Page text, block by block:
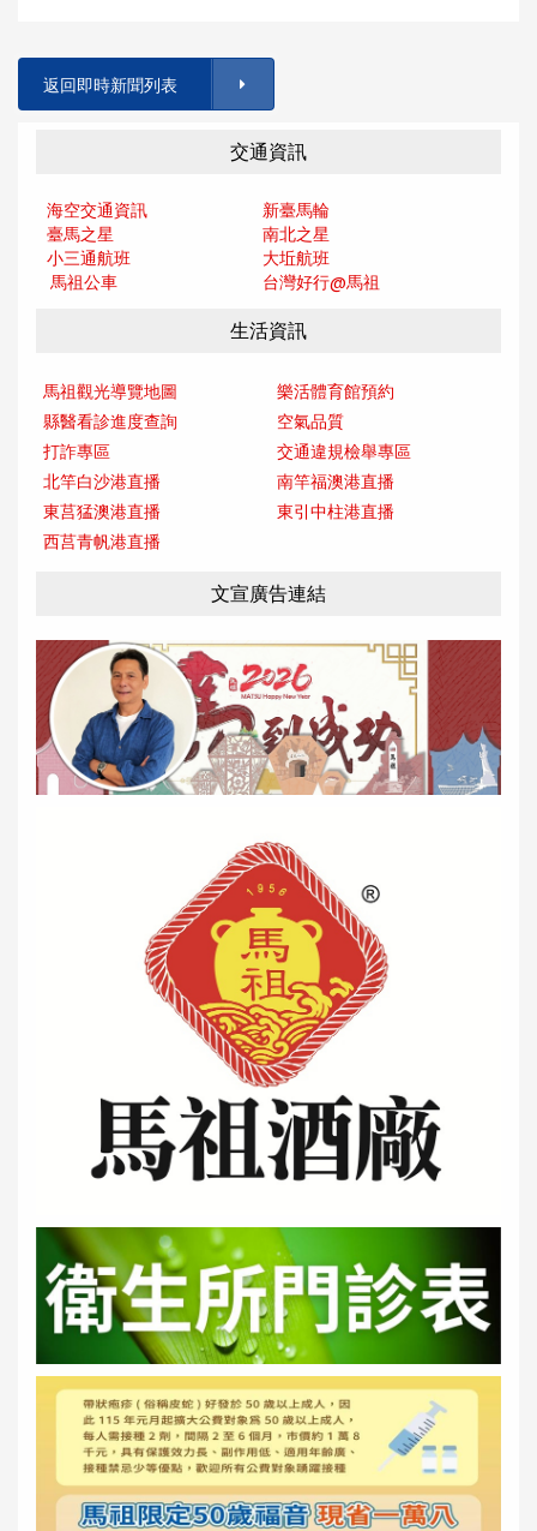
返回即時新聞列表
交通資訊
海空交通資訊
新臺馬輪
臺馬之星
南北之星
小三通航班
大坵航班
馬祖公車
台灣好行@馬祖
生活資訊
馬祖觀光導覽地圖
樂活體育館預約
縣醫看診進度查詢
空氣品質
打詐專區
交通違規檢舉專區
北竿白沙港直播
南竿福澳港直播
東莒猛澳港直播
東引中柱港直播
西莒青帆港直播
文宣廣告連結